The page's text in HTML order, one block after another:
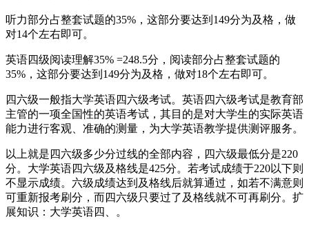
听力部分占整套试题的35%，这部分要达到149分为及格，做
对14个左右即可。
英语四级阅读理解35% =248.5分，阅读部分占整套试题的
35%，这部分要达到149分为及格，做对18个左右即可。
四六级一般指大学英语四六级考试。英语四六级考试是教育部
主管的一项全国性的英语考试，其目的是对大学生的实际英语
能力进行客观、准确的测量，为大学英语教学提供测评服务。
以上就是四六级多少分过线的全部内容，四六级最低分是220
分。大学英语四六级及格线是425分。若考试成绩于220以下则
不显示成绩。六级成绩达到及格线后就算通过，如若不满意则
可重新报考刷分，而四六级只要过了及格线就不可再刷分。扩
展知识：大学英语四、。